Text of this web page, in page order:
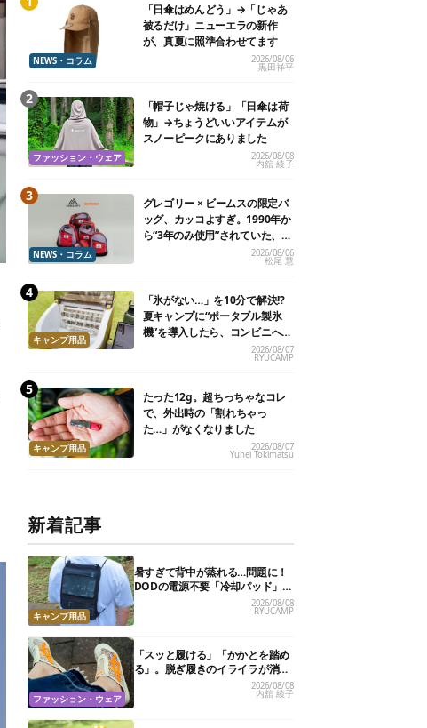
NEWS・コラム
「日傘はめんどう」→「じゃあ
被るだけ」ニューエラの新作
が、真夏に照準合わせてます
2026/08/06
黒田祥平
ファッション・ウェア
「帽子じゃ焼ける」「日傘は荷
物」→ちょうどいいアイテムが
スノーピークにありました
2026/08/08
内舘 綾子
NEWS・コラム
グレゴリー × ビームスの限定バ
ッグ、カッコよすぎ。1990年か
ら“3年のみ使用”されていた、紫
2026/08/06
松尾 慧
キャンプ用品
「氷がない…」を10分で解決!?
夏キャンプに“ポータブル製氷
機”を導入したら、コンビニへ走
2026/08/07
RYUCAMP
キャンプ用品
たった12g。超ちっちゃなコレ
で、外出時の「割れちゃっ
た…」がなくなりました
2026/08/07
Yuhei Tokimatsu
新着記事
キャンプ用品
暑すぎて背中が蒸れる…問題に！
DODの電源不要「冷却パッド」を
試したら、夏の移動がラクになっ
た
2026/08/08
RYUCAMP
ファッション・ウェア
「スッと履ける」「かかとを踏め
る」。脱ぎ履きのイライラが消え
る快適“スニーカーサンダル”6選
2026/08/08
内舘 綾子